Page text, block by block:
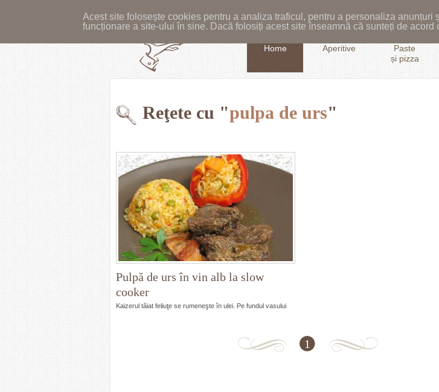
Acest site folosește cookies pentru a analiza traficul, pentru a personaliza anunțuri
funcționare a site-ului în sine. Dacă folosiți acest site înseamnă că sunteți de acord
Home Aperitive
Paste
și pizza
Reţete cu "pulpa de urs"
Pulpă de urs în vin alb la slow
cooker
Kaizerul tăiat feliuţe se rumeneşte în ulei. Pe fundul vasului
1